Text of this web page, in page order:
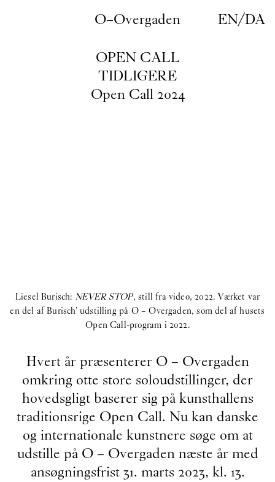
O–Overgaden EN/DA
OPEN CALL
TIDLIGERE
Open Call 2024
Liesel Burisch: NEVER STOP, still fra video, 2022. Værket var
en del af Burisch' udstilling på O – Overgaden, som del af husets
Open Call-program i 2022.
Hvert år præsenterer O – Overgaden
omkring otte store soloudstillinger, der
hovedsgligt baserer sig på kunsthallens
traditionsrige Open Call. Nu kan danske
og internationale kunstnere søge om at
udstille på O – Overgaden næste år med
ansøgningsfrist 31. marts 2023, kl. 13.